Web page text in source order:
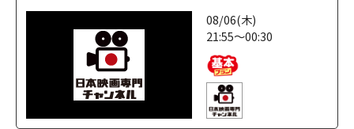
08/06(木)
21:55～00:30